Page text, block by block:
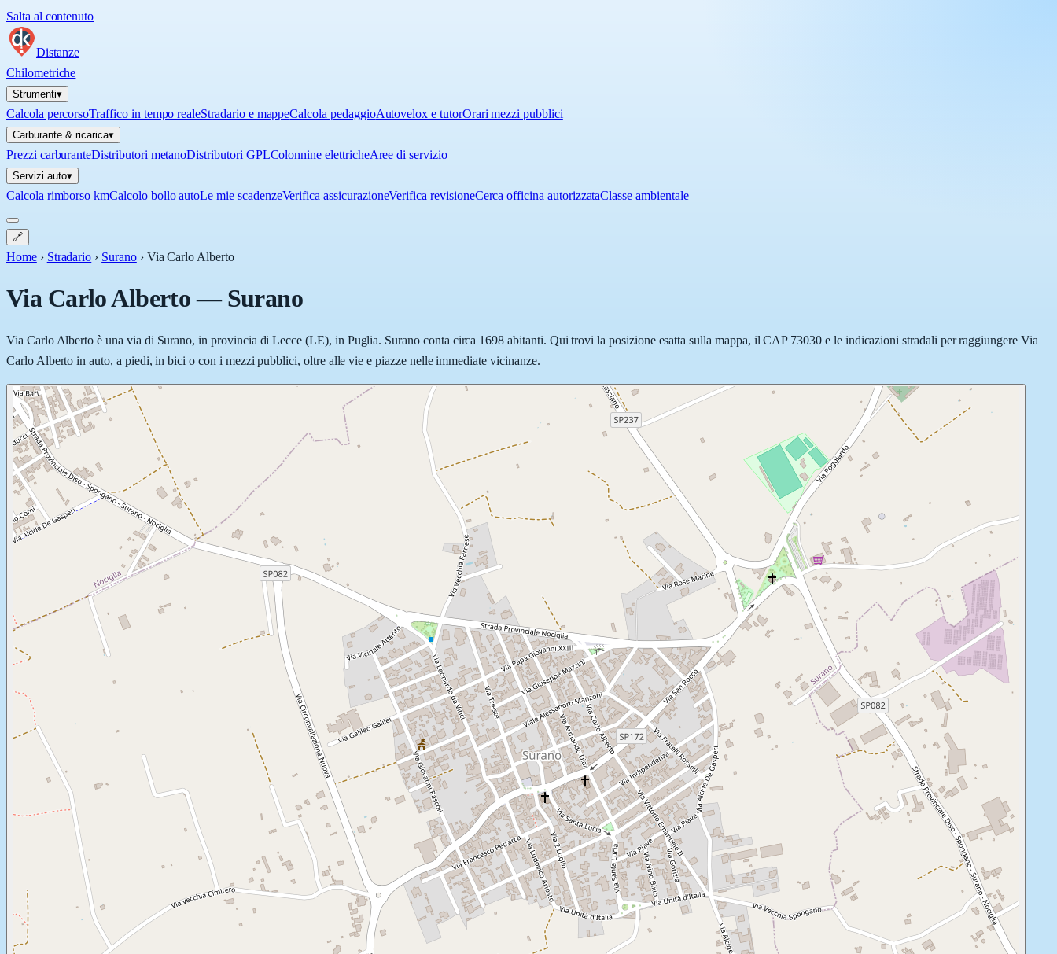
Salta al contenuto
Distanze
Chilometriche
Strumenti▾
Calcola percorsoTraffico in tempo realeStradario e mappeCalcola pedaggioAutovelox e tutorOrari mezzi pubblici
Carburante & ricarica▾
Prezzi carburanteDistributori metanoDistributori GPLColonnine elettricheAree di servizio
Servizi auto▾
Calcola rimborso kmCalcolo bollo autoLe mie scadenzeVerifica assicurazioneVerifica revisioneCerca officina autorizzataClasse ambientale
🔗
Home › Stradario › Surano › Via Carlo Alberto
Via Carlo Alberto—Surano
Via Carlo Alberto è una via di Surano, in provincia di Lecce (LE), in Puglia. Surano conta circa 1698 abitanti. Qui trovi la posizione esatta sulla mappa, il CAP 73030 e le indicazioni stradali per raggiungere Via
Carlo Alberto in auto, a piedi, in bici o con i mezzi pubblici, oltre alle vie e piazze nelle immediate vicinanze.